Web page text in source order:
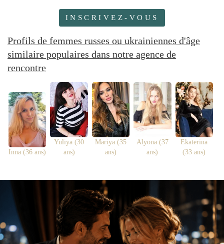
INSCRIVEZ-VOUS
Profils de femmes russes ou ukrainiennes d'âge
similaire populaires dans notre agence de
rencontre
Inna (36 ans)
Yuliya (30
ans)
Mariya (35
ans)
Alyona (37
ans)
Ekaterina
(33 ans)